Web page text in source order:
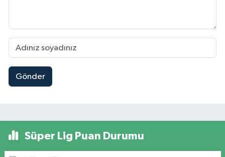
Gönder
Süper Lig Puan Durumu